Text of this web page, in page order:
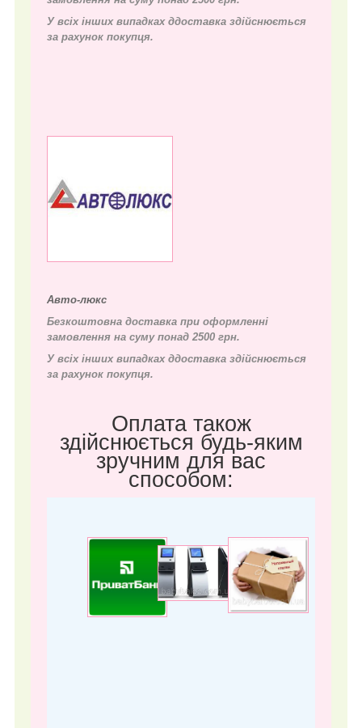
У всіх інших випадках ддоставка здійснюється
за рахунок покупця.
Авто-люкс
Безкоштовна доставка при оформленні
замовлення на суму понад 2500 грн.
У всіх інших випадках ддоставка здійснюється
за рахунок покупця.
Оплата також
здійснюється будь-яким
зручним для вас
способом: